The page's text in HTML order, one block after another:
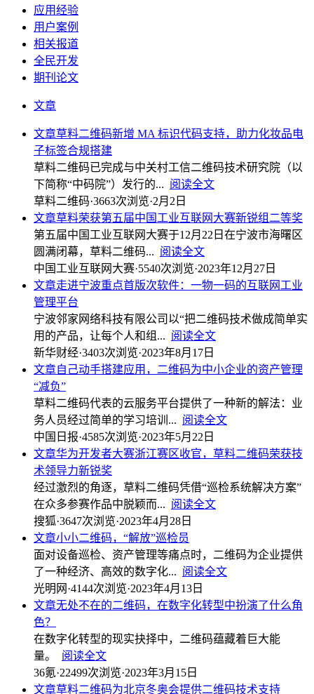
应用经验
用户案例
相关报道
全民开发
期刊论文
文章
文章草料二维码新增 MA 标识代码支持，助力化妆品电
子标签合规搭建
草料二维码已完成与中关村工信二维码技术研究院（以
下简称“中码院”）发行的... 阅读全文
草料二维码·3663次浏览·2月2日
文章草料荣获第五届中国工业互联网大赛新锐组二等奖
第五届中国工业互联网大赛于12月22日在宁波市海曙区
圆满闭幕，草料二维码... 阅读全文
中国工业互联网大赛·5540次浏览·2023年12月27日
文章走进宁波重点首版次软件：一物一码的互联网工业
管理平台
宁波邻家网络科技有限公司以“把二维码技术做成简单实
用的产品，让每个人和组... 阅读全文
新华财经·3403次浏览·2023年8月17日
文章自己动手搭建应用，二维码为中小企业的资产管理
“减负”
草料二维码代表的云服务平台提供了一种新的解法：业
务人员经过简单的学习培训... 阅读全文
中国日报·4585次浏览·2023年5月22日
文章华为开发者大赛浙江赛区收官，草料二维码荣获技
术领导力新锐奖
经过激烈的角逐，草料二维码凭借“巡检系统解决方案”
在众多参赛作品中脱颖而... 阅读全文
搜狐·3647次浏览·2023年4月28日
文章小小二维码，“解放”巡检员
面对设备巡检、资产管理等痛点时，二维码为企业提供
了一种经济、高效的数字化... 阅读全文
光明网 ·4144次浏览·2023年4月13日
文章无处不在的二维码，在数字化转型中扮演了什么角
色？
在数字化转型的现实抉择中，二维码蕴藏着巨大能
量。
阅读全文
36氪·22499次浏览·2023年3月15日
文章草料二维码为北京冬奥会提供二维码技术支持